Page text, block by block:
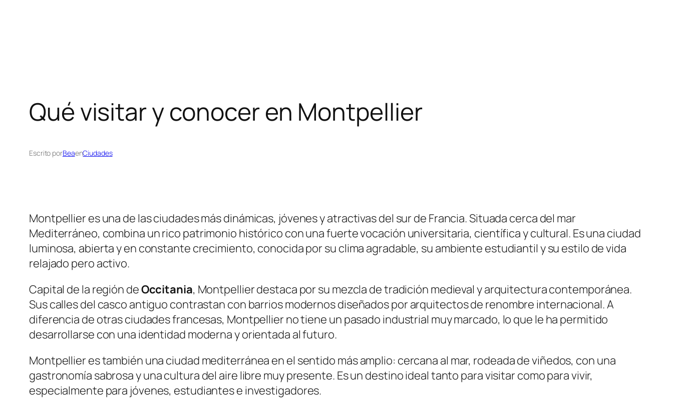
Qué visitar y conocer en Montpellier
Escrito porBeaenCiudades
Montpellier es una de las ciudades más dinámicas, jóvenes y atractivas del sur de Francia. Situada cerca del mar
Mediterráneo, combina un rico patrimonio histórico con una fuerte vocación universitaria, científica y cultural. Es una ciudad
luminosa, abierta y en constante crecimiento, conocida por su clima agradable, su ambiente estudiantil y su estilo de vida
relajado pero activo.
Capital de la región deOccitania, Montpellier destaca por su mezcla de tradición medieval y arquitectura contemporánea.
Sus calles del casco antiguo contrastan con barrios modernos diseñados por arquitectos de renombre internacional. A
diferencia de otras ciudades francesas, Montpellier no tiene un pasado industrial muy marcado, lo que le ha permitido
desarrollarse con una identidad moderna y orientada al futuro.
Montpellier es también una ciudad mediterránea en el sentido más amplio: cercana al mar, rodeada de viñedos, con una
gastronomía sabrosa y una cultura del aire libre muy presente. Es un destino ideal tanto para visitar como para vivir,
especialmente para jóvenes, estudiantes e investigadores.